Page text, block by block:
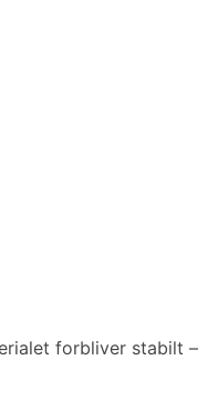
forbliver stabilt –